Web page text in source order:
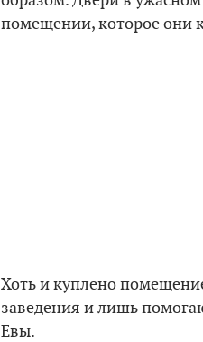
помещении, которое они
Хоть и куплено
заведения и лишь
Евы.